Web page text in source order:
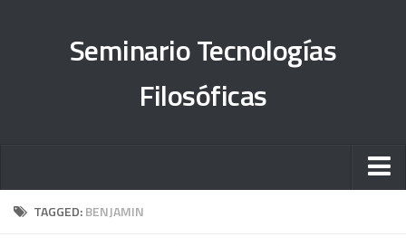
Seminario Tecnologías
Filosóficas
Sobre el proyecto
TAGGED:BENJAMIN